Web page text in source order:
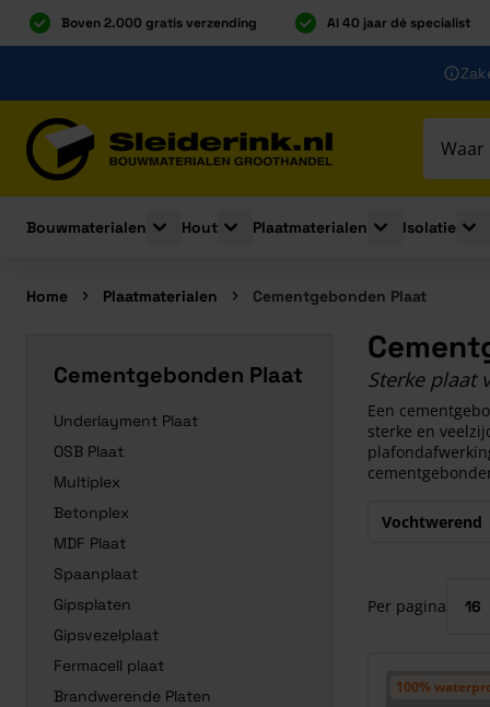
Boven 2.000 gratis verzending Al 40 jaar dé specialist
Bouwmaterialen
Toggle submenu for Bouwmaterialen
Hout
Toggle submenu for Hout
Plaatmaterialen
Toggle
Isolatie
Home Plaatmaterialen Cementgebonden Plaat
Cementgebonden Plaat
Underlayment Plaat
OSB Plaat
Multiplex
Betonplex
MDF Plaat
Spaanplaat
Gipsplaten
Gipsvezelplaat
Fermacell plaat
Brandwerende Platen
Sterke plaat
Een
sterke en
Druk om
Vochtwerend
Per pagina
100%